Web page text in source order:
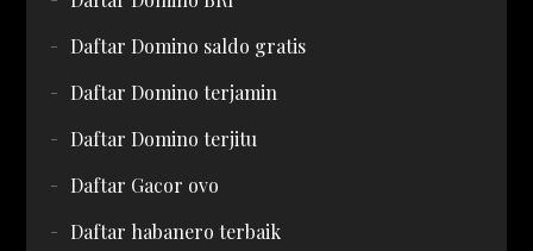
Daftar Domino saldo gratis
Daftar Domino terjamin
Daftar Domino terjitu
Daftar Gacor ovo
Daftar habanero terbaik